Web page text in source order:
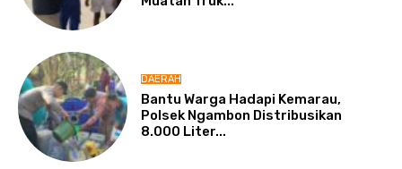
DAERAH
Bantu Warga Hadapi Kemarau,
Polsek Ngambon Distribusikan
8.000 Liter...